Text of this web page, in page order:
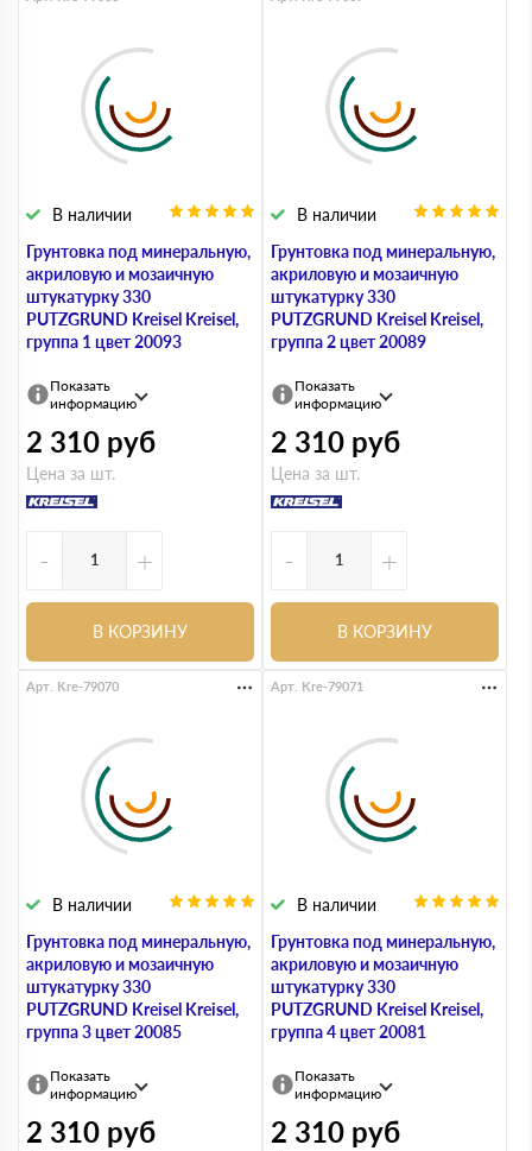
Грунтовка под минеральную,
акриловую и мозаичную
штукатурку 330
PUTZGRUND Kreisel Kreisel,
группа 1 цвет 20093
В наличии
Показать
информацию
2 310 руб
Цена за шт.
- +
В КОРЗИНУ
Грунтовка под минеральную,
акриловую и мозаичную
штукатурку 330
PUTZGRUND Kreisel Kreisel,
группа 2 цвет 20089
В наличии
Показать
информацию
2 310 руб
Цена за шт.
- +
В КОРЗИНУ
Грунтовка под минеральную,
акриловую и мозаичную
штукатурку 330
PUTZGRUND Kreisel Kreisel,
группа 3 цвет 20085
В наличии
Арт. Kre-79070
Показать
информацию
2 310 руб
Грунтовка под минеральную,
акриловую и мозаичную
штукатурку 330
PUTZGRUND Kreisel Kreisel,
группа 4 цвет 20081
В наличии
Арт. Kre-79071
Показать
информацию
2 310 руб